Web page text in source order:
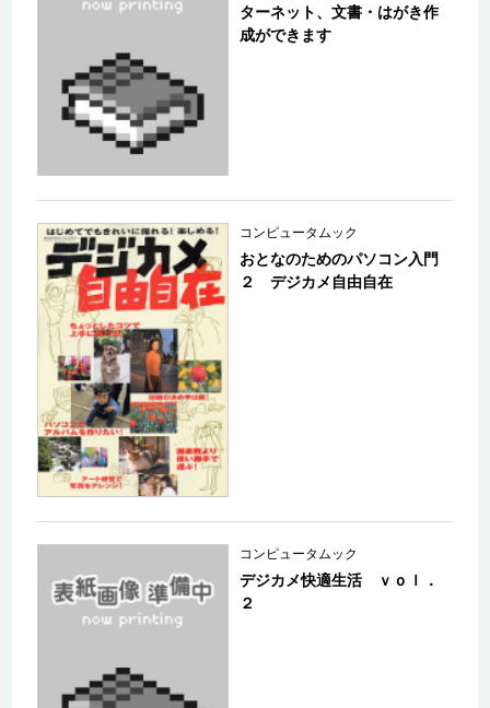
ターネット、文書・はがき作
成ができます
コンピュータムック
おとなのためのパソコン入門
２ デジカメ自由自在
コンピュータムック
デジカメ快適生活 ｖｏｌ．
２